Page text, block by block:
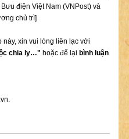
điện Việt Nam (VNPost) và
chủ trì]
này, xin vui lòng liên lạc với
chia ly…" hoặc để lại bình luận
.